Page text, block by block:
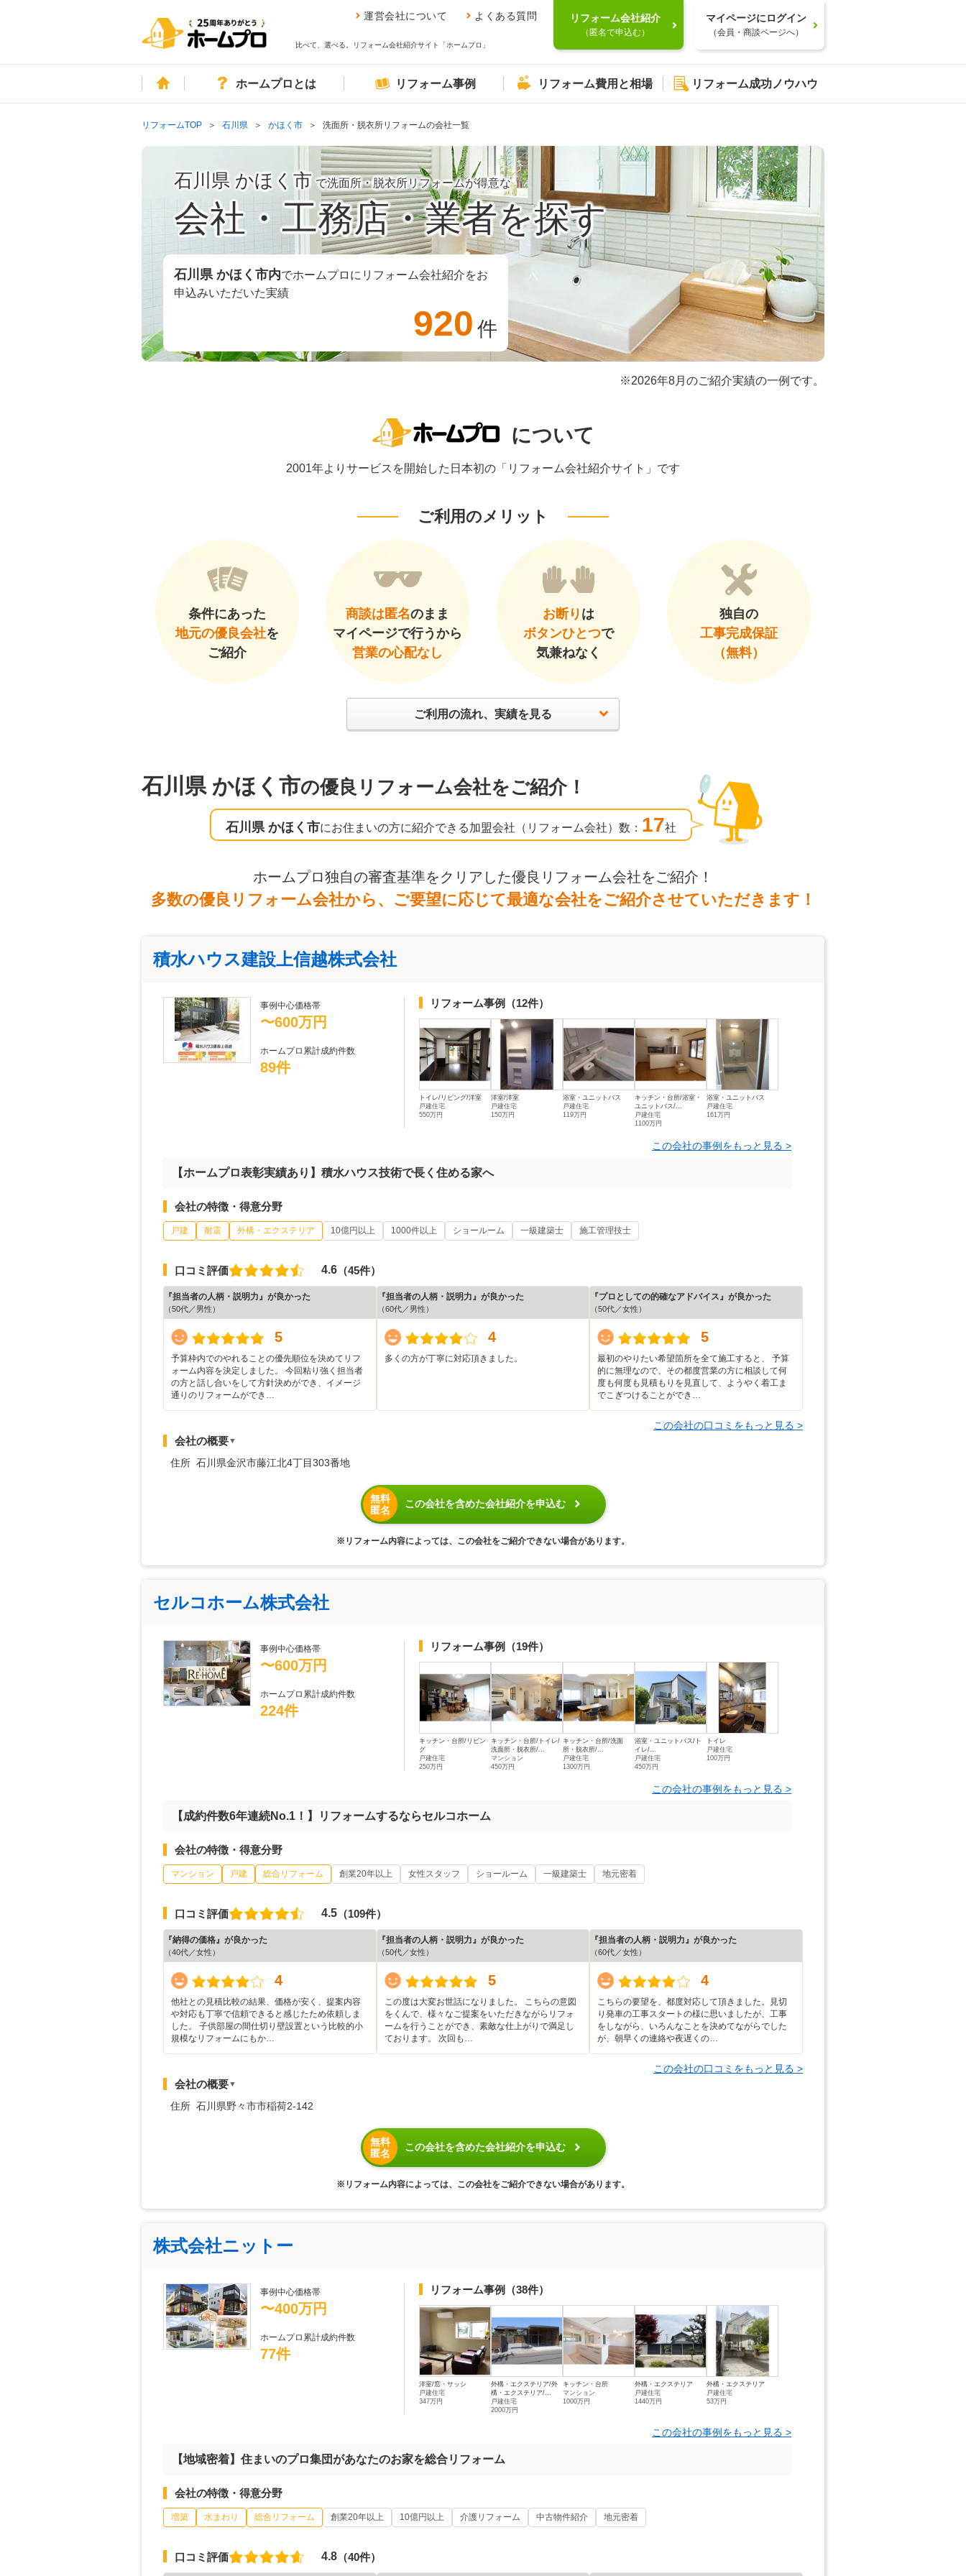
運営会社について よくある質問
比べて、選べる。リフォーム会社紹介サイト「ホームプロ」
リフォーム会社紹介
（匿名で申込む）
マイページにログイン
（会員・商談ページへ）
ホームホームプロとは リフォーム事例 リフォーム費用と相場 リフォーム成功ノウハウ
リフォームTOP 石川県 かほく市 洗面所・脱衣所リフォームの会社一覧
石川県 かほく市 で洗面所・脱衣所リフォームが得意な
会社・工務店・業者を探す
石川県 かほく市内でホームプロにリフォーム会社紹介をお
申込みいただいた実績
920 件
※2026年8月のご紹介実績の一例です。
について
2001年よりサービスを開始した日本初の「リフォーム会社紹介サイト」です
ご利用のメリット
条件にあった
地元の優良会社を
ご紹介
商談は匿名のまま
マイページで行うから
営業の心配なし
お断り は
ボタンひとつで
気兼ねなく
独自の
工事完成保証
（無料）
ご利用の流れ、実績を見る
石川県 かほく市の優良リフォーム会社をご紹介！
石川県 かほく市にお住まいの方に紹介できる加盟会社（リフォーム会社）数： 17社
ホームプロ独自の審査基準をクリアした優良リフォーム会社をご紹介！
多数の優良リフォーム会社から、ご要望に応じて最適な会社をご紹介させていただきます！
積水ハウス建設上信越株式会社
事例中心価格帯
〜600万円
ホームプロ累計成約件数
89件
リフォーム事例 （12件）
トイレ/リビング/洋室
戸建住宅
550万円
洋室/洋室
戸建住宅
150万円
浴室・ユニットバス
戸建住宅
119万円
キッチン・台所/浴室・
ユニットバス/...
戸建住宅
1100万円
浴室・ユニットバス
戸建住宅
161万円
この会社の事例をもっと見る >
【ホームプロ表彰実績あり】積水ハウス技術で長く住める家へ
会社の特徴・得意分野
戸建 耐震 外構・エクステリア 10億円以上 1000件以上 ショールーム 一級建築士 施工管理技士
口コミ評価 4.6 （45件）
『担当者の人柄・説明力』が良かった
（50代／男性）
5
予算枠内でのやれることの優先順位を決めてリフ
ォーム内容を決定しました。 今回粘り強く担当者
の方と話し合いをして方針決めができ、イメージ
通りのリフォームができ…
『担当者の人柄・説明力』が良かった
（60代／男性）
4
多くの方が丁寧に対応頂きました。
『プロとしての的確なアドバイス』が良かった
（50代／女性）
5
最初のやりたい希望箇所を全て施工すると、 予算
的に無理なので、その都度営業の方に相談して何
度も何度も見積もりを見直して、ようやく着工ま
でこぎつけることができ…
この会社の口コミをもっと見る >
会社の概要▼
住所 石川県金沢市藤江北4丁目303番地
無料
匿名
この会社を含めた会社紹介を申込む
※リフォーム内容によっては、この会社をご紹介できない場合があります。
セルコホーム株式会社
事例中心価格帯
〜600万円
ホームプロ累計成約件数
224件
リフォーム事例 （19件）
キッチン・台所/リビン
グ
戸建住宅
250万円
キッチン・台所/トイレ/
洗面所・脱衣所/...
マンション
450万円
キッチン・台所/洗面
所・脱衣所/...
戸建住宅
1300万円
浴室・ユニットバス/ト
イレ/...
戸建住宅
450万円
トイレ
戸建住宅
100万円
この会社の事例をもっと見る >
【成約件数6年連続No.1！】リフォームするならセルコホーム
会社の特徴・得意分野
マンション 戸建 総合リフォーム 創業20年以上 女性スタッフ ショールーム 一級建築士 地元密着
口コミ評価 4.5 （109件）
『納得の価格』が良かった
（40代／女性）
4
他社との見積比較の結果、価格が安く、提案内容
や対応も丁寧で信頼できると感じたため依頼しま
した。 子供部屋の間仕切り壁設置という比較的小
規模なリフォームにもか…
『担当者の人柄・説明力』が良かった
（50代／女性）
5
この度は大変お世話になりました。 こちらの意図
をくんで、様々なご提案をいただきながらリフォ
ームを行うことができ、素敵な仕上がりで満足し
ております。 次回も…
『担当者の人柄・説明力』が良かった
（60代／女性）
4
こちらの要望を、都度対応して頂きました。見切
り発車の工事スタートの様に思いましたが、工事
をしながら、いろんなことを決めてながらでした
が、朝早くの連絡や夜遅くの…
この会社の口コミをもっと見る >
会社の概要▼
住所 石川県野々市市稲荷2-142
無料
匿名
この会社を含めた会社紹介を申込む
※リフォーム内容によっては、この会社をご紹介できない場合があります。
株式会社ニットー
事例中心価格帯
〜400万円
ホームプロ累計成約件数
77件
リフォーム事例 （38件）
洋室/窓・サッシ
戸建住宅
347万円
外構・エクステリア/外
構・エクステリア/...
戸建住宅
2000万円
キッチン・台所
マンション
1000万円
外構・エクステリア
戸建住宅
1440万円
外構・エクステリア
戸建住宅
53万円
この会社の事例をもっと見る >
【地域密着】住まいのプロ集団があなたのお家を総合リフォーム
会社の特徴・得意分野
増築 水まわり 総合リフォーム 創業20年以上 10億円以上 介護リフォーム 中古物件紹介 地元密着
口コミ評価 4.8 （40件）